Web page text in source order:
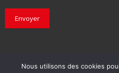
Envoyer
Nous utilisons des cookies